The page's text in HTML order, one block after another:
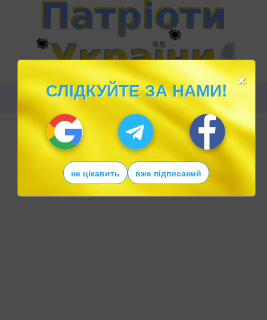
×
СЛІДКУЙТЕ ЗА НАМИ!
не цікавить вже підписаний